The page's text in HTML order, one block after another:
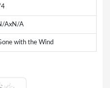
AxN/A
with the Wind